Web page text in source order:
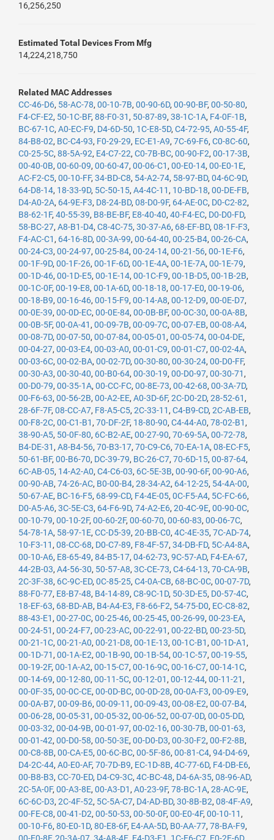
16,256,250
Estimated Total Devices From Mfg
14,224,218,750
Related MAC Addresses
CC-46-D6, 58-AC-78, 00-10-7B, 00-90-6D, 00-90-BF, 00-50-80,
F4-CF-E2, 50-1C-BF, 88-F0-31 , 50-87-89, 38-1C-1A, F4-0F-1B,
BC-67-1C, A0-EC-F9, D4-6D-50, 1C-E8-5D, C4-72-95, A0-55-4F,
84-B8-02, BC-C4-93, F0-29-29, EC-E1-A9, 7C-69-F6, C0-8C-60,
C0-25-5C, 88-5A-92, E4-C7-22, C0-7B-BC, 00-90-F2, 00-17-3B,
00-40-0B, 00-60-09, 00-60-47, 00-06-C1 , 00-E0-14, 00-E0-1E,
AC-F2-C5, 00-10-FF, 34-BD-C8, 54-A2-74, 58-97-BD, 04-6C-9D,
64-D8-14, 18-33-9D, 5C-50-15, A4-4C-11 , 10-BD-18, 00-DE-FB,
D4-A0-2A, 64-9E-F3, D8-24-BD, 08-D0-9F, 64-AE-0C, D0-C2-82,
B8-62-1F, 40-55-39, B8-BE-BF, E8-40-40, 40-F4-EC, D0-D0-FD,
58-BC-27, A8-B1-D4, C8-4C-75, 30-37-A6, 68-EF-BD, 08-1F-F3,
F4-AC-C1 , 64-16-8D, 00-3A-99, 00-64-40, 00-25-B4, 00-26-CA,
00-24-C3, 00-24-97, 00-25-84, 00-24-14, 00-21-56, 00-1E-F6,
00-1F-9D, 00-1F-26, 00-1F-6D, 00-1E-4A, 00-1E-7A, 00-1E-79,
00-1D-46, 00-1D-E5, 00-1E-14, 00-1C-F9, 00-1B-D5, 00-1B-2B,
00-1C-0F, 00-19-E8, 00-1A-6D, 00-18-18, 00-17-E0, 00-19-06,
00-18-B9, 00-16-46, 00-15-F9, 00-14-A8, 00-12-D9, 00-0E-D7,
00-0E-39, 00-0D-EC, 00-0E-84, 00-0B-BF, 00-0C-30, 00-0A-8B,
00-0B-5F, 00-0A-41 , 00-09-7B, 00-09-7C, 00-07-EB, 00-08-A4,
00-08-7D, 00-07-50, 00-07-84, 00-05-01 , 00-05-74, 00-04-DE,
00-04-27, 00-03-E4, 00-03-A0, 00-01-C9, 00-01-C7, 00-02-4A,
00-03-6C, 00-02-BA, 00-02-7D, 00-30-80, 00-30-24, 00-D0-FF,
00-30-A3, 00-30-40, 00-B0-64, 00-30-19, 00-D0-97, 00-30-71 ,
00-D0-79, 00-35-1A, 00-CC-FC, 00-8E-73, 00-42-68, 00-3A-7D,
00-F6-63, 00-56-2B, 00-A2-EE, A0-3D-6F, 2C-D0-2D, 28-52-61 ,
28-6F-7F, 08-CC-A7, F8-A5-C5, 2C-33-11 , C4-B9-CD, 2C-AB-EB,
00-F8-2C, 00-C1-B1 , 70-DF-2F, 18-80-90, C4-44-A0, 78-02-B1 ,
38-90-A5, 50-0F-80, 6C-B2-AE, 00-27-90, 70-69-5A, 00-72-78,
B4-DE-31 , A8-B4-56, 70-B3-17, 70-C9-C6, 70-EA-1A, 08-EC-F5,
50-61-BF, 00-B6-70, DC-39-79, BC-26-C7, 70-6D-15, 00-87-64,
6C-AB-05, 14-A2-A0, C4-C6-03, 6C-5E-3B, 00-90-6F, 00-90-A6,
00-90-AB, 74-26-AC, B0-00-B4, 28-34-A2, 64-12-25, 54-4A-00,
50-67-AE, BC-16-F5, 68-99-CD, F4-4E-05, 0C-F5-A4, 5C-FC-66,
D0-A5-A6, 3C-5E-C3, 64-F6-9D, 74-A2-E6, 20-4C-9E, 00-90-0C,
00-10-79, 00-10-2F, 00-60-2F, 00-60-70, 00-60-83, 00-06-7C,
54-78-1A, 58-97-1E, CC-D5-39, 20-BB-C0, 4C-4E-35, 7C-AD-74,
10-F3-11 , 08-CC-68, D0-C7-89, F8-4F-57, 34-DB-FD, 5C-A4-8A,
00-10-A6, E8-65-49, 84-B5-17, 04-62-73, 9C-57-AD, F4-EA-67,
44-2B-03, A4-56-30, 50-57-A8, 3C-CE-73, C4-64-13, 70-CA-9B,
2C-3F-38, 6C-9C-ED, 0C-85-25, C4-0A-CB, 68-BC-0C, 00-07-7D,
88-F0-77, E8-B7-48, B4-14-89, C8-9C-1D, 50-3D-E5, D0-57-4C,
18-EF-63, 68-BD-AB, B4-A4-E3, F8-66-F2, 54-75-D0, EC-C8-82,
88-43-E1 , 00-27-0C, 00-25-46, 00-25-45, 00-26-99, 00-23-EA,
00-24-51 , 00-24-F7, 00-23-AC, 00-22-91 , 00-22-BD, 00-23-5D,
00-21-1C, 00-21-A0, 00-21-D8, 00-1E-13, 00-1C-B1 , 00-1D-A1 ,
00-1D-71 , 00-1A-E2, 00-1B-90, 00-1B-54, 00-1C-57, 00-19-55,
00-19-2F, 00-1A-A2, 00-15-C7, 00-16-9C, 00-16-C7, 00-14-1C,
00-14-69, 00-12-80, 00-11-5C, 00-12-01 , 00-12-44, 00-11-21 ,
00-0F-35, 00-0C-CE, 00-0D-BC, 00-0D-28, 00-0A-F3, 00-09-E9,
00-0A-B7, 00-09-B6, 00-09-11 , 00-09-43, 00-08-E2, 00-07-B4,
00-06-28, 00-05-31 , 00-05-32, 00-06-52, 00-07-0D, 00-05-DD,
00-03-32, 00-04-9B, 00-01-97, 00-02-16, 00-30-7B, 00-01-63,
00-01-42, 00-D0-58, 00-50-3E, 00-D0-D3, 00-30-F2, 00-F2-8B,
00-C8-8B, 00-CA-E5, 00-6C-BC, 00-5F-86, 00-81-C4, 94-D4-69,
D4-2C-44, A0-E0-AF, 70-7D-B9, EC-1D-8B, 4C-77-6D, F4-DB-E6,
00-B8-B3, CC-70-ED, D4-C9-3C, 4C-BC-48, D4-6A-35, 08-96-AD,
2C-5A-0F, 00-A3-8E, 00-A3-D1 , A0-23-9F, 78-BC-1A, 28-AC-9E,
6C-6C-D3, 2C-4F-52, 5C-5A-C7, D4-AD-BD, 30-8B-B2, 08-4F-A9,
00-FE-C8, 00-41-D2, 00-50-53, 00-50-0F, 00-E0-4F, 00-10-11 ,
00-10-F6, 80-E0-1D, 80-E8-6F, E4-AA-5D, B0-AA-77, 78-BA-F9,